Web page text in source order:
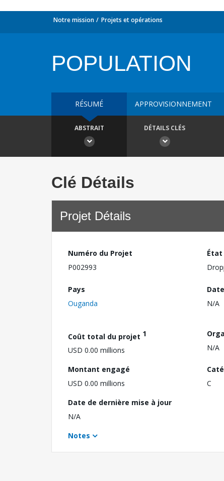
Notre mission Projets et opérations
POPULATION
RÉSUMÉ APPROVISIONNEMENT
ABSTRAIT DÉTAILS CLÉS
Clé Détails
Projet Détails
Numéro du Projet
P002993
État
Pays
Ouganda
N/A
Coût total du projet 1
USD 0.00 millions
N/A
Montant engagé
USD 0.00 millions
C
Date de dernière mise à jour
N/A
Notes